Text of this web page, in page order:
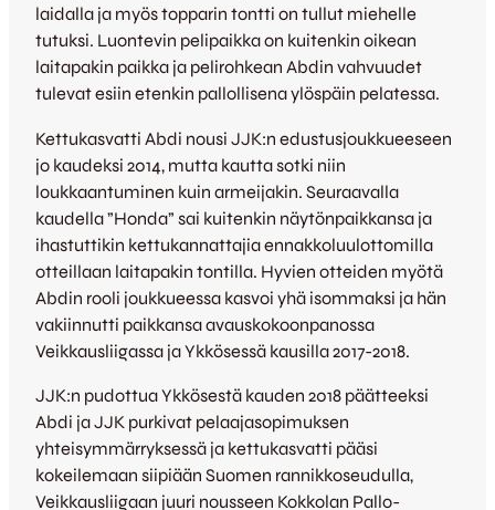
laidalla ja myös topparin tontti on tullut miehelle
tutuksi. Luontevin pelipaikka on kuitenkin oikean
laitapakin paikka ja pelirohkean Abdin vahvuudet
tulevat esiin etenkin pallollisena ylöspäin pelatessa.
Kettukasvatti Abdi nousi JJK:n edustusjoukkueeseen
jo kaudeksi 2014, mutta kautta sotki niin
loukkaantuminen kuin armeijakin. Seuraavalla
kaudella ”Honda” sai kuitenkin näytönpaikkansa ja
ihastuttikin kettukannattajia ennakkoluulottomilla
otteillaan laitapakin tontilla. Hyvien otteiden myötä
Abdin rooli joukkueessa kasvoi yhä isommaksi ja hän
vakiinnutti paikkansa avauskokoonpanossa
Veikkausliigassa ja Ykkösessä kausilla 2017-2018.
JJK:n pudottua Ykkösestä kauden 2018 päätteeksi
Abdi ja JJK purkivat pelaajasopimuksen
yhteisymmärryksessä ja kettukasvatti pääsi
kokeilemaan siipiään Suomen rannikkoseudulla,
Veikkausliigaan juuri nousseen Kokkolan Pallo-